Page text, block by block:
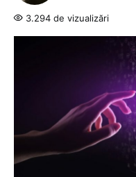
3.294 de vizualizări